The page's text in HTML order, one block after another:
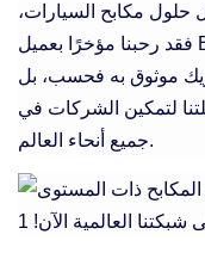
حلول مكابح السيارات،
فقد رحبنا مؤخرًا بعميل B2B مرموق في غرفة العينات الحديثة
موثوق به فحسب، بل
لتمكين الشركات في
جميع أنحاء العالم.